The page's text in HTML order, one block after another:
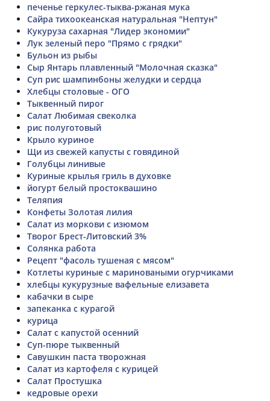
печенье геркулес-тыква-ржаная мука
Сайра тихоокеанская натуральная "Нептун"
Кукуруза сахарная "Лидер экономии"
Лук зеленый перо "Прямо с грядки"
Бульон из рыбы
Сыр Янтарь плавленный "Молочная сказка"
Суп рис шампинбоны желудки и сердца
Хлебцы столовые - ОГО
Тыквенный пирог
Салат Любимая свеколка
рис полуготовый
Крыло куриное
Щи из свежей капусты с говядиной
Голубцы линивые
Куриные крылья гриль в духовке
йогурт белый простоквашино
Теляпия
Конфеты Золотая лилия
Салат из моркови с изюмом
Творог Брест-Литовский 3%
Солянка работа
Рецепт "фасоль тушеная с мясом"
Котлеты куриные с мариноваными огурчиками
хлебцы кукурузные вафельные елизавета
кабачки в сыре
запеканка с курагой
курица
Салат с капустой осенний
Суп-пюре тыквенный
Савушкин паста творожная
Салат из картофеля с курицей
Салат Простушка
кедровые орехи